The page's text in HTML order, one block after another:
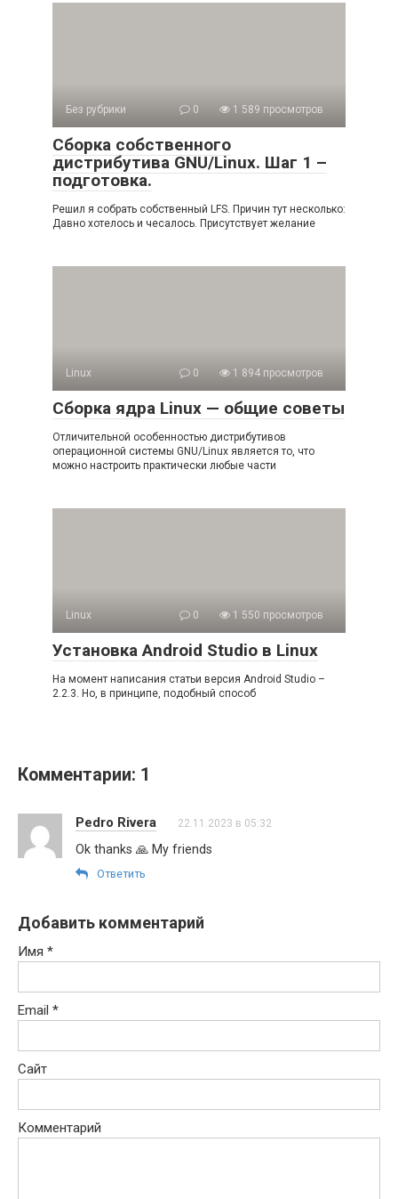
Без рубрики 0 1 589 просмотров
Сборка собственного
дистрибутива GNU/Linux. Шаг 1 –
подготовка.
Решил я собрать собственный LFS. Причин тут несколько:
Давно хотелось и чесалось. Присутствует желание
Linux 0 1 894 просмотров
Сборка ядра Linux — общие советы
Отличительной особенностью дистрибутивов
операционной системы GNU/Linux является то, что
можно настроить практически любые части
Linux 0 1 550 просмотров
Установка Android Studio в Linux
На момент написания статьи версия Android Studio –
2.2.3. Но, в принципе, подобный способ
Комментарии: 1
Pedro Rivera 22.11.2023 в 05:32
Ok thanks 🙏 My friends
Ответить
Добавить комментарий
Имя *
Email *
Сайт
Комментарий